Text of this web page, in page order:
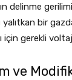
delinme
yalıtkan bir
için gerekli
ve